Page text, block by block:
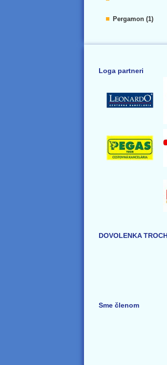
Pergamon (1)
Loga partneri
DOVOLENKA
Sme členom